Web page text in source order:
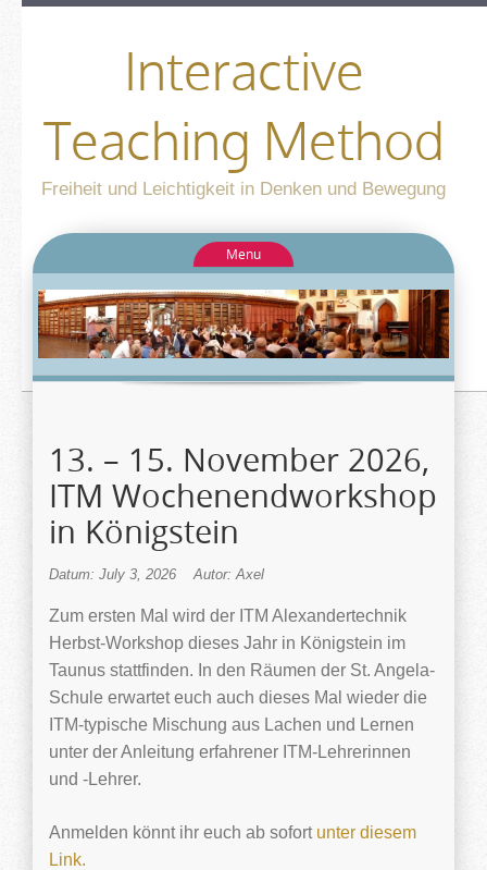
Interactive
Teaching Method
Freiheit und Leichtigkeit in Denken und Bewegung
Menu
13. – 15. November 2026,
ITM Wochenendworkshop
in Königstein
Datum: July 3, 2026 Autor: Axel
Zum ersten Mal wird der ITM Alexandertechnik
Herbst-Workshop dieses Jahr in Königstein im
Taunus stattfinden. In den Räumen der St. Angela-
Schule erwartet euch auch dieses Mal wieder die
ITM-typische Mischung aus Lachen und Lernen
unter der Anleitung erfahrener ITM-Lehrerinnen
und -Lehrer.
Anmelden könnt ihr euch ab sofort unter diesem
Link.